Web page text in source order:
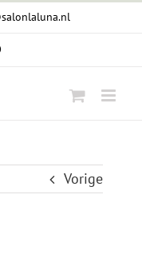
WhatsApp
Vorige